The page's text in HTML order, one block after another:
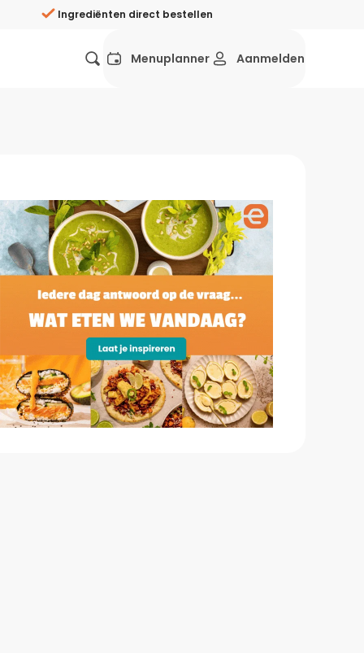
Ingrediënten direct bestellen
Gezonde recepten
Recepten avondeten
Makkelijke recepten
Vegetarische recepten
Menuplanner Aanmelden